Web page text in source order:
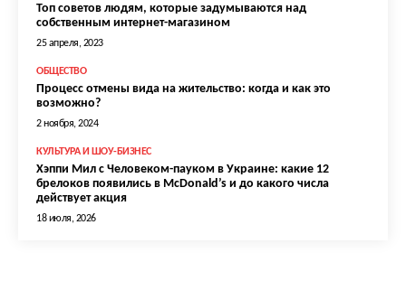
Топ советов людям, которые задумываются над
собственным интернет-магазином
25 апреля, 2023
ОБЩЕСТВО
Процесс отмены вида на жительство: когда и как это
возможно?
2 ноября, 2024
КУЛЬТУРА И ШОУ-БИЗНЕС
Хэппи Мил с Человеком-пауком в Украине: какие 12
брелоков появились в McDonald’s и до какого числа
действует акция
18 июля, 2026